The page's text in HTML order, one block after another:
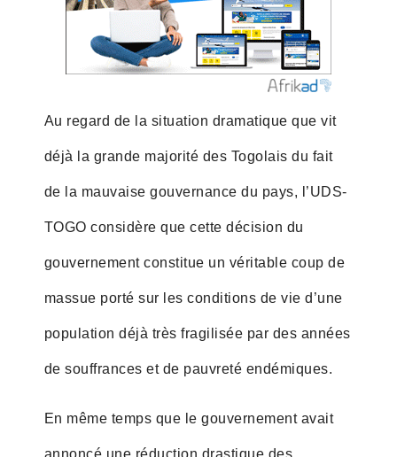
Au regard de la situation dramatique que vit
déjà la grande majorité des Togolais du fait
de la mauvaise gouvernance du pays, l’UDS-
TOGO considère que cette décision du
gouvernement constitue un véritable coup de
massue porté sur les conditions de vie d’une
population déjà très fragilisée par des années
de souffrances et de pauvreté endémiques.
En même temps que le gouvernement avait
annoncé une réduction drastique des